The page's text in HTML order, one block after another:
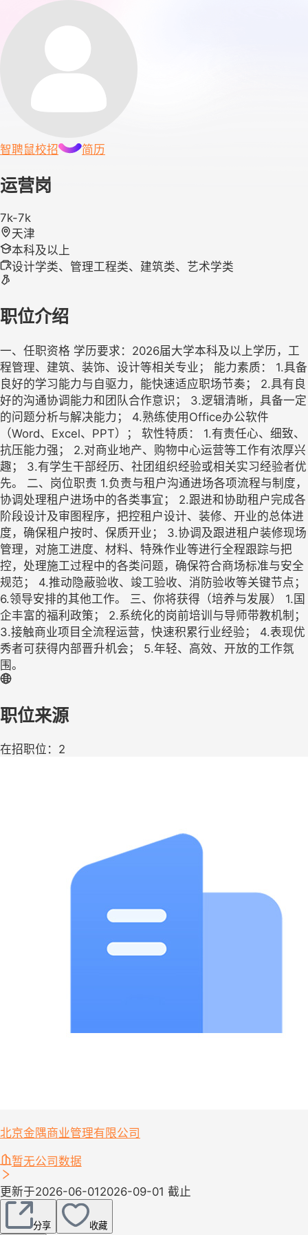
智聘鼠校招 简历
运营岗
7k-7k
天津
本科及以上
设计学类、管理工程类、建筑类、艺术学类
职位介绍
一、任职资格 学历要求：2026届大学本科及以上学历，工
程管理、建筑、装饰、设计等相关专业； 能力素质： 1.具备
良好的学习能力与自驱力，能快速适应职场节奏； 2.具有良
好的沟通协调能力和团队合作意识； 3.逻辑清晰，具备一定
的问题分析与解决能力； 4.熟练使用Office办公软件
（Word、Excel、PPT）； 软性特质： 1.有责任心、细致、
抗压能力强； 2.对商业地产、购物中心运营等工作有浓厚兴
趣； 3.有学生干部经历、社团组织经验或相关实习经验者优
先。 二、岗位职责 1.负责与租户沟通进场各项流程与制度，
协调处理租户进场中的各类事宜； 2.跟进和协助租户完成各
阶段设计及审图程序，把控租户设计、装修、开业的总体进
度，确保租户按时、保质开业； 3.协调及跟进租户装修现场
管理，对施工进度、材料、特殊作业等进行全程跟踪与把
控，处理施工过程中的各类问题，确保符合商场标准与安全
规范； 4.推动隐蔽验收、竣工验收、消防验收等关键节点；
6.领导安排的其他工作。 三、你将获得（培养与发展） 1.国
企丰富的福利政策； 2.系统化的岗前培训与导师带教机制；
3.接触商业项目全流程运营，快速积累行业经验； 4.表现优
秀者可获得内部晋升机会； 5.年轻、高效、开放的工作氛
围。
职位来源
在招职位：2
北京金隅商业管理有限公司
暂无公司数据
更新于2026-06-012026-09-01 截止
分享 收藏